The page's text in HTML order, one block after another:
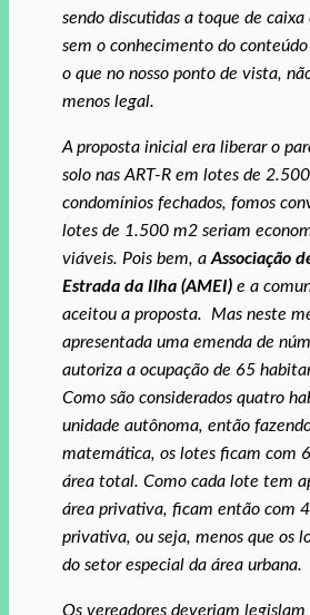
sendo discutidas a toque de caixa
sem o conhecimento do
o que no nosso ponto de vista,
menos legal.
A proposta inicial era liberar o
solo nas ART-R em lotes de
condomínios fechados, fomos
lotes de 1.500 m2 seriam
viáveis. Pois bem, a Associação
Estrada da Ilha (AMEI) e a
aceitou a proposta. Mas neste
apresentada uma emenda de
autoriza a ocupação de 65
Como são considerados quatro
unidade autônoma, então
matemática, os lotes ficam com
área total. Como cada lote tem
área privativa, ficam então com
privativa, ou seja, menos que os
do setor especial da área urbana.
Os vereadores deveriam